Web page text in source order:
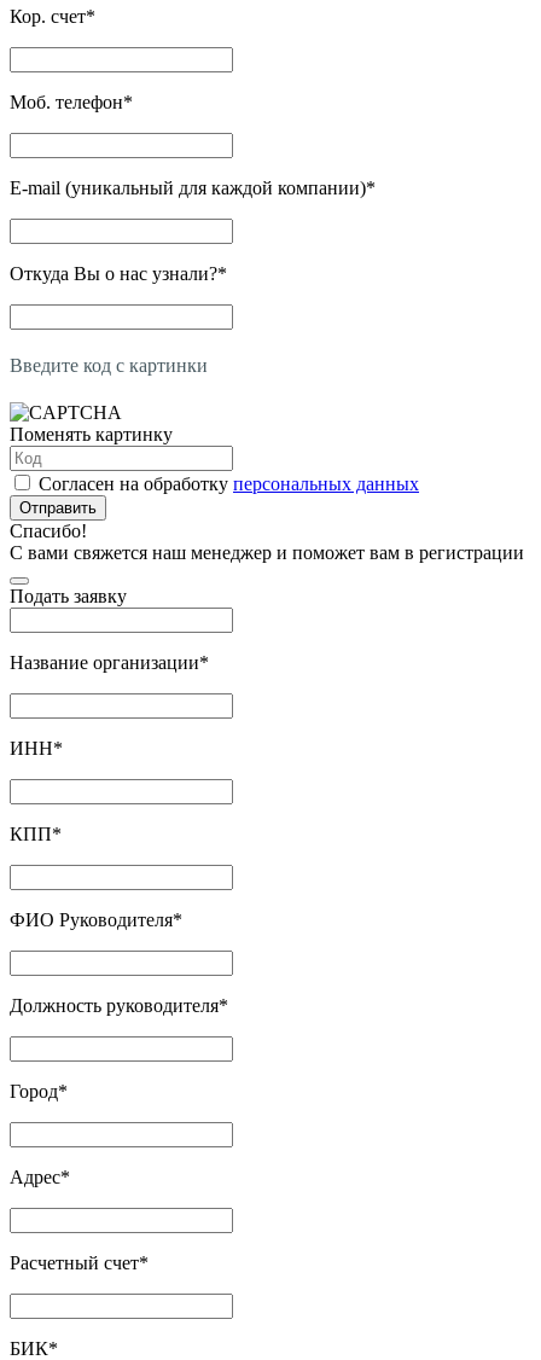
Кор. счет*
Моб. телефон*
E-mail (уникальный для каждой компании)*
Откуда Вы о нас узнали?*
Введите код с картинки
Поменять картинку
Согласен на обработку персональных данных
Отправить
Спасибо!
С вами свяжется наш менеджер и поможет вам в регистрации
Подать заявку
Название организации*
ИНН*
КПП*
ФИО Руководителя*
Должность руководителя*
Город*
Адрес*
Расчетный счет*
БИК*